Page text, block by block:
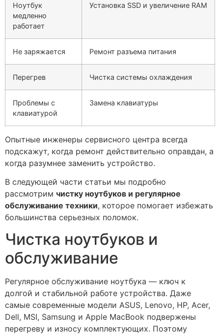
Ноутбук
медленно
работает
Установка SSD и увеличение RAM
Не заряжается Ремонт разъема питания
Перегрев Чистка системы охлаждения
Проблемы с
клавиатурой
Замена клавиатуры
Опытные инженеры сервисного центра всегда
подскажут, когда ремонт действительно оправдан, а
когда разумнее заменить устройство.
В следующей части статьи мы подробно
рассмотрим чистку ноутбуков и регулярное
обслуживание техники, которое помогает избежать
большинства серьезных поломок.
Чистка ноутбуков и
обслуживание
Регулярное обслуживание ноутбука — ключ к
долгой и стабильной работе устройства. Даже
самые современные модели ASUS, Lenovo, HP, Acer,
Dell, MSI, Samsung и Apple MacBook подвержены
перегреву и износу комплектующих. Поэтому